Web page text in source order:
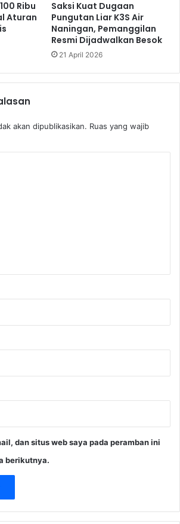
Ribu
Aturan
Saksi Kuat Dugaan
Pungutan Liar K3S Air
Naningan, Pemanggilan
Resmi Dijadwalkan Besok
21 April 2026
akan dipublikasikan. Ruas yang wajib
dan situs web saya pada peramban ini
berikutnya.